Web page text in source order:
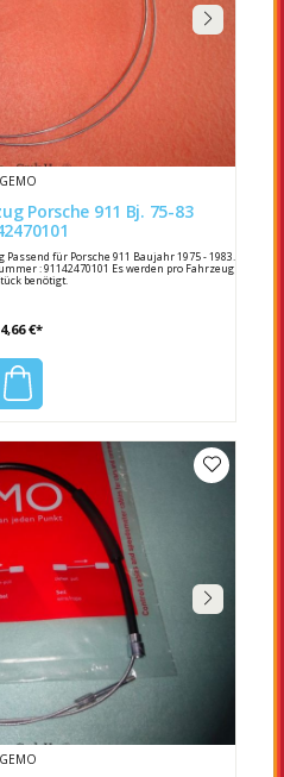
GEMO
911 Bj. 75-83
für Porsche 911 Baujahr 1975 - 1983.
: 91142470101 Es werden pro Fahrzeug
benötigt.
€*
GEMO